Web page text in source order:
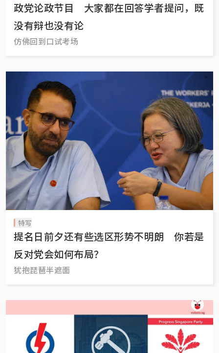
政党论政节目 大家都在回答学者提问，既
没有辩也没有论
仿佛回到口试考场
特写
提名日前夕还有些选区形势不明朗 你若是
反对党会如何布局？
犹抱琵琶半遮面